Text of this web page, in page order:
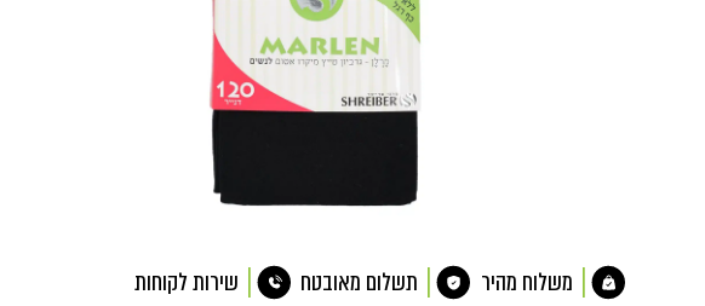
משלוח מהיר תשלום מאובטח שירות לקוחות